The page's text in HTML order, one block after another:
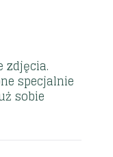
zdjęcia.
specjalnie
sobie